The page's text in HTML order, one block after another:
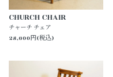
CHURCH CHAIR
チャーチ チェア
28,600円(税込)